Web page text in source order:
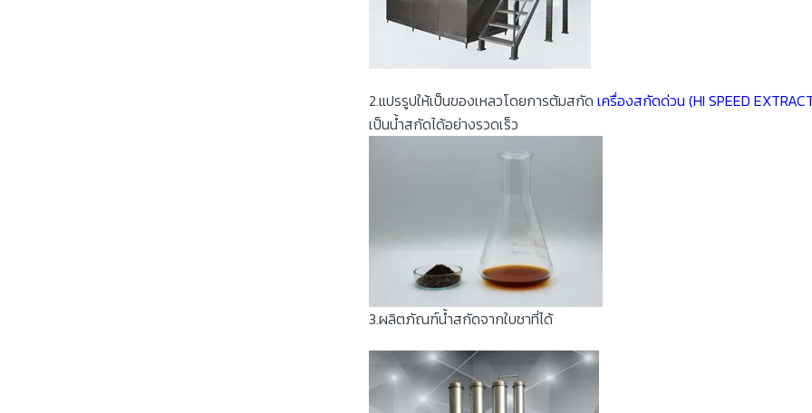
2.แปรรูปให้เป็นของเหลวโดยการต้มสกัด เครื่องสกัดด่วน (HI SPEED
เป็นน้ำสกัดได้อย่างรวดเร็ว
3.ผลิตภัณฑ์น้ำสกัดจากใบชาที่ได้